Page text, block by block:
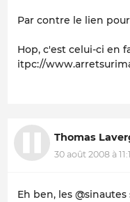
Par contre le lien
Hop, c'est celui-ci en
itpc://
Thomas
30 août 2008 à
Eh ben, les